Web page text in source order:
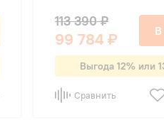
113 390 ₽
99 784 ₽ В
Выгода 12% или
Сравнить